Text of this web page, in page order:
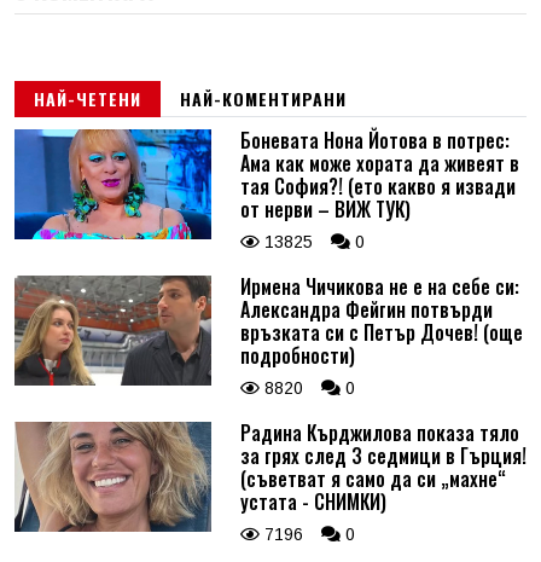
НАЙ-ЧЕТЕНИ НАЙ-КОМЕНТИРАНИ
Боневата Нона Йотова в потрес:
Ама как може хората да живеят в
тая София?! (ето какво я извади
от нерви – ВИЖ ТУК)
13825 0
Ирмена Чичикова не е на себе си:
Александра Фейгин потвърди
връзката си с Петър Дочев! (още
подробности)
8820 0
Радина Кърджилова показа тяло
за грях след 3 седмици в Гърция!
(съветват я само да си „махне“
устата - СНИМКИ)
7196 0